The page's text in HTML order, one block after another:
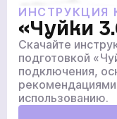
ИНСТРУКЦИЯ
«Чуйки
Скачайте
подготовкой
подключения,
использованию.
Мы в социальних